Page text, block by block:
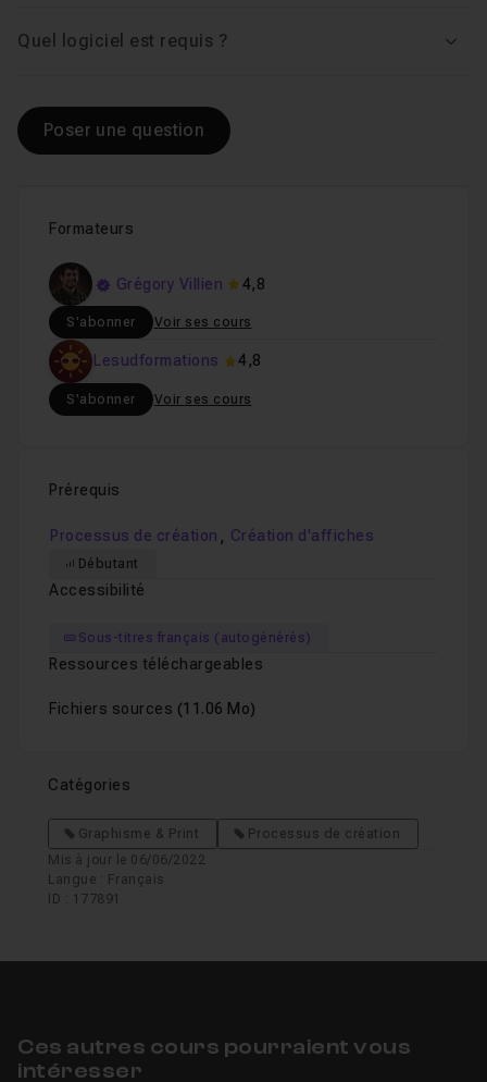
Formateurs
Grégory Villien 4,8
S'abonner Voir ses cours
Lesudformations 4,8
S'abonner Voir ses cours
Prérequis
Processus de création , Création d'affiches
Débutant
Accessibilité
Sous-titres français (autogénérés)
Ressources téléchargeables
Fichiers sources (11.06 Mo)
Catégories
Graphisme & Print
Processus de création
Mis à jour le 06/06/2022
Langue : Français
ID : 177891
Quel logiciel est requis ?
Poser une question
Ces autres cours pourraient vous
intéresser